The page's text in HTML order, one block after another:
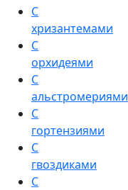
С
хризантемами
С
орхидеями
С
альстромериями
С
гортензиями
С
гвоздиками
С